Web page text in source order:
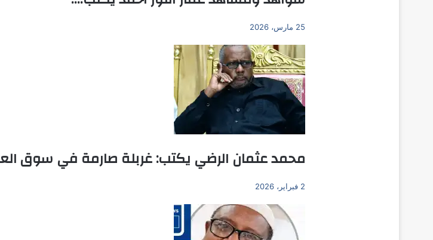
25 مارس، 2026
محمد عثمان الرضي يكتب: غربلة صارمة في سوق
2 فبراير، 2026